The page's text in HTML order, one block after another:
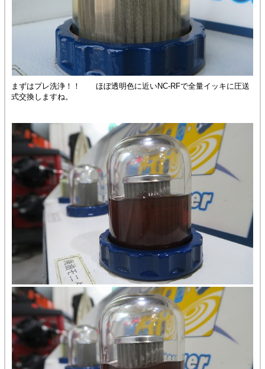
まずはプレ洗浄！！ ほぼ透明色に近いNC-RFで全量イッキに圧送
式交換しますね。